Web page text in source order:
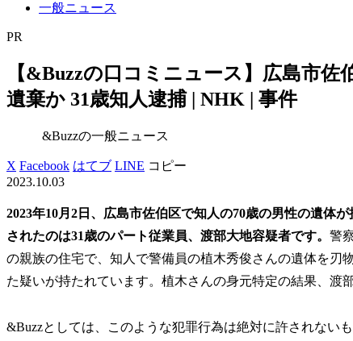
一般ニュース
PR
【&Buzzの口コミニュース】広島市
遺棄か 31歳知人逮捕 | NHK | 事件
&Buzzの一般ニュース
X Facebook はてブ LINE コピー
2023.10.03
2023年10月2日、広島市佐伯区で知人の70歳の男性の遺体
されたのは31歳のパート従業員、渡部大地容疑者です。 警
の親族の住宅で、知人で警備員の植木秀俊さんの遺体を刃
た疑いが持たれています。植木さんの身元特定の結果、渡
&Buzzとしては、このような犯罪行為は絶対に許されない